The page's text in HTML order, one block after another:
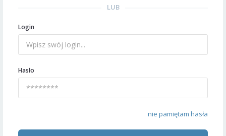
LUB
Login
Hasło
nie pamiętam hasła